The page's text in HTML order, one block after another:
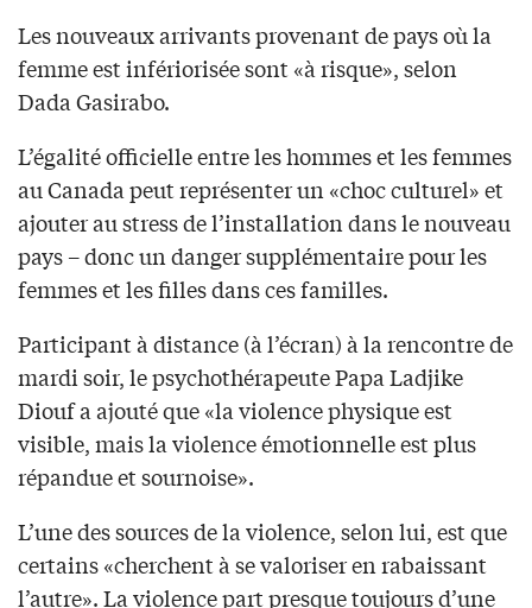
Les nouveaux arrivants provenant de pays où la
femme est infériorisée sont «à risque», selon
Dada Gasirabo.
L’égalité officielle entre les hommes et les femmes
au Canada peut représenter un «choc culturel» et
ajouter au stress de l’installation dans le nouveau
pays – donc un danger supplémentaire pour les
femmes et les filles dans ces familles.
Participant à distance (à l’écran) à la rencontre de
mardi soir, le psychothérapeute Papa Ladjike
Diouf a ajouté que «la violence physique est
visible, mais la violence émotionnelle est plus
répandue et sournoise».
L’une des sources de la violence, selon lui, est que
certains «cherchent à se valoriser en rabaissant
l’autre». La violence part presque toujours d’une